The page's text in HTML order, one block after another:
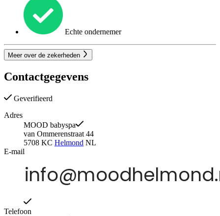
Echte ondernemer
Meer over de zekerheden
Contactgegevens
Geverifieerd
Adres
MOOD babyspa
van Ommerenstraat 44
5708 KC Helmond NL
E-mail
Telefoon